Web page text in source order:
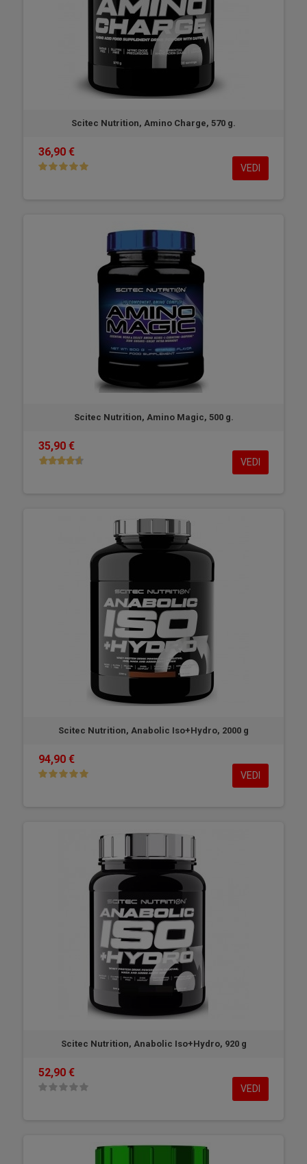
Scitec Nutrition, Amino Charge, 570 g.
36,90 €
VEDI
Scitec Nutrition, Amino Magic, 500 g.
35,90 €
VEDI
Scitec Nutrition, Anabolic Iso+Hydro, 2000 g
94,90 €
VEDI
Scitec Nutrition, Anabolic Iso+Hydro, 920 g
52,90 €
VEDI